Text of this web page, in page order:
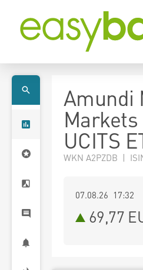
Amundi
Markets
UCITS
WKN A2PZDB |
07.08.26 17:32
69,77